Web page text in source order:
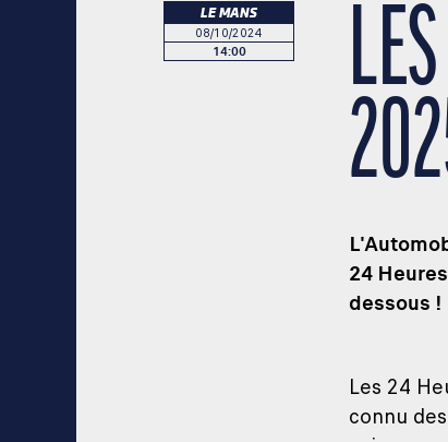
LE MANS
08/10/2024
14:00
24
dessous !
Les 24
connu